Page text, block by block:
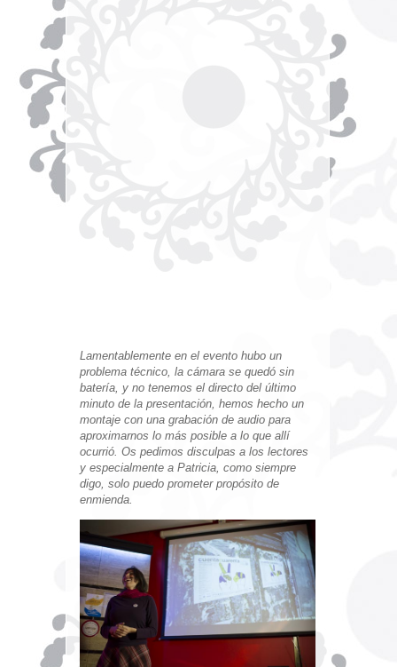
Lamentablemente en el evento hubo un
problema técnico, la cámara se quedó sin
batería, y no tenemos el directo del último
minuto de la presentación, hemos hecho un
montaje con una grabación de audio para
aproximarnos lo más posible a lo que allí
ocurrió. Os pedimos disculpas a los lectores
y especialmente a Patricia, como siempre
digo, solo puedo prometer propósito de
enmienda.